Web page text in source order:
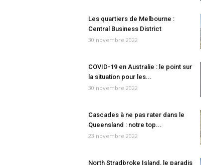
Les quartiers de Melbourne :
Central Business District
30 novembre 2022
COVID-19 en Australie : le point sur
la situation pour les...
30 novembre 2022
Cascades à ne pas rater dans le
Queensland : notre top...
23 novembre 2022
North Stradbroke Island, le paradis